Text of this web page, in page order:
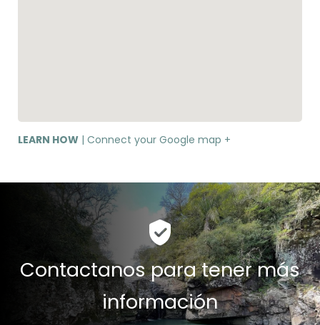
LEARN HOW | Connect your Google map +
Contactanos para tener más
información